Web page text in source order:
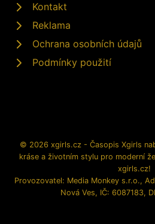
Kontakt
Reklama
Ochrana osobních údajů
Podmínky použití
© 2026 xgirls.cz - Časopis Xgirls
kráse a životním stylu pro moderní
xgirls.cz!
Provozovatel: Media Monkey s.r.o.,
Nová Ves, IČ: 6087183,